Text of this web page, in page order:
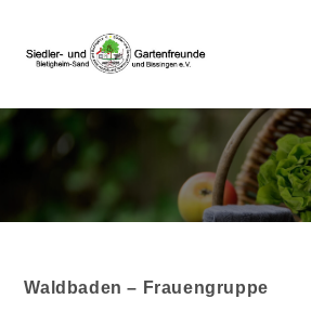
springen
Blog
Waldbaden – Frauengruppe